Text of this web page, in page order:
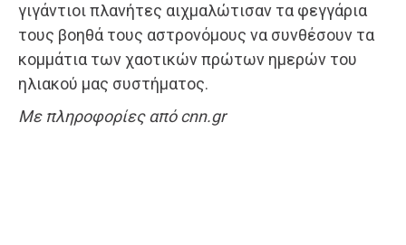
γιγάντιοι πλανήτες αιχμαλώτισαν τα φεγγάρια
τους βοηθά τους αστρονόμους να συνθέσουν τα
κομμάτια των χαοτικών πρώτων ημερών του
ηλιακού μας συστήματος.
Με πληροφορίες από cnn.gr